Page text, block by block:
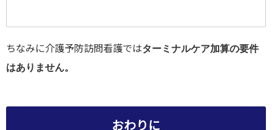
ちなみに介護予防訪問看護ではターミナルケア加算の要件
はありません。
おわりに